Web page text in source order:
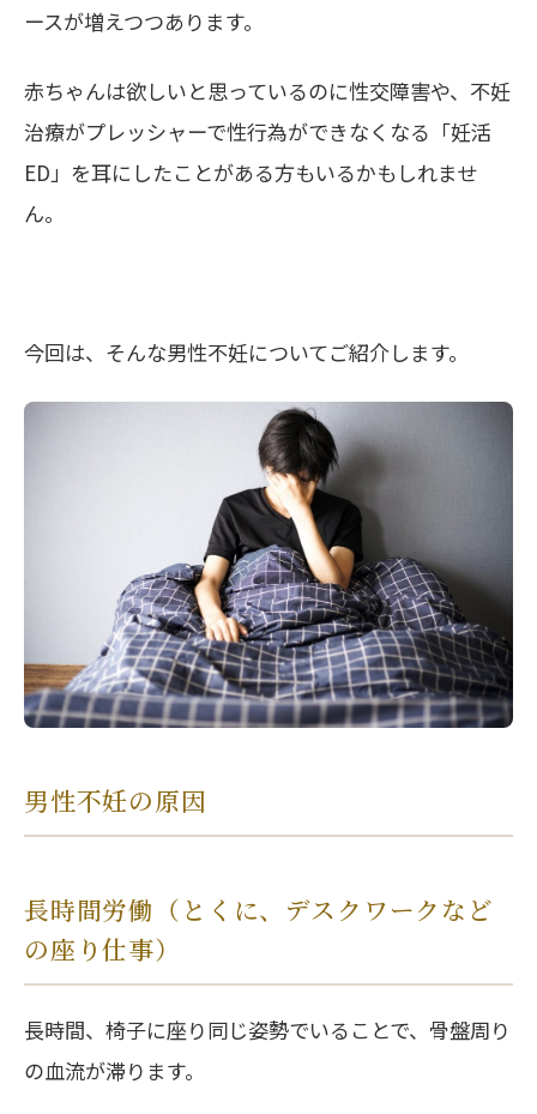
ースが増えつつあります。
赤ちゃんは欲しいと思っているのに性交障害や、不妊
治療がプレッシャーで性行為ができなくなる「妊活
ED」を耳にしたことがある方もいるかもしれませ
ん。
今回は、そんな男性不妊についてご紹介します。
男性不妊の原因
長時間労働（とくに、デスクワークなど
の座り仕事）
長時間、椅子に座り同じ姿勢でいることで、骨盤周り
の血流が滞ります。